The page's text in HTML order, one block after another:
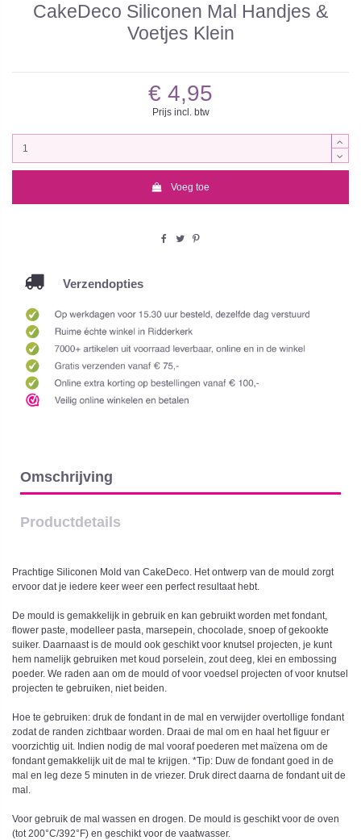
CakeDeco Siliconen Mal Handjes &
Voetjes Klein
€ 4,95
Prijs incl. btw
Voeg toe
Verzendopties
Omschrijving
Productdetails
Prachtige Siliconen Mold van CakeDeco. Het ontwerp van de mould zorgt
ervoor dat je iedere keer weer een perfect resultaat hebt.
De mould is gemakkelijk in gebruik en kan gebruikt worden met fondant,
flower paste, modelleer pasta, marsepein, chocolade, snoep of gekookte
suiker. Daarnaast is de mould ook geschikt voor knutsel projecten, je kunt
hem namelijk gebruiken met koud porselein, zout deeg, klei en embossing
poeder. We raden aan om de mould of voor voedsel projecten of voor knutsel
projecten te gebruiken, niet beiden.
Hoe te gebruiken: druk de fondant in de mal en verwijder overtollige fondant
zodat de randen zichtbaar worden. Draai de mal om en haal het figuur er
voorzichtig uit. Indien nodig de mal vooraf poederen met maïzena om de
fondant gemakkelijk uit de mal te krijgen. *Tip: Duw de fondant goed in de
mal en leg deze 5 minuten in de vriezer. Druk direct daarna de fondant uit de
mal.
Voor gebruik de mal wassen en drogen. De mould is geschikt voor de oven
(tot 200°C/392°F) en geschikt voor de vaatwasser.